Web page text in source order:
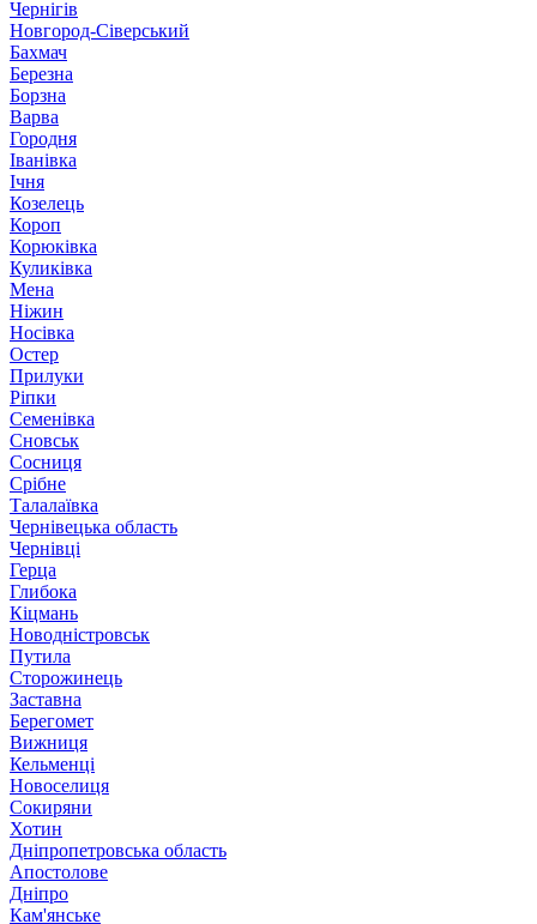
Чернігів
Новгород-Сіверський
Бахмач
Березна
Борзна
Варва
Городня
Іванівка
Ічня
Козелець
Короп
Корюківка
Куликівка
Мена
Ніжин
Носівка
Остер
Прилуки
Ріпки
Семенівка
Сновськ
Сосниця
Срібне
Талалаївка
Чернівецька область
Чернівці
Герца
Глибока
Кіцмань
Новодністровськ
Путила
Сторожинець
Заставна
Берегомет
Вижниця
Кельменці
Новоселиця
Сокиряни
Хотин
Дніпропетровська область
Апостолове
Дніпро
Кам'янське